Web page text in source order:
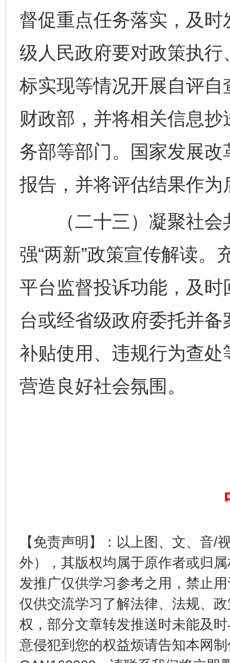
督促重点任务落实，及
级人民政府要对政策执
标实现等情况开展自评
财政部，并将相关信息
务部等部门。国家发展
报告，并将评估结果作
（二十三）凝聚社会
强“两新”政策宣传解读
平台监督投诉功能，及
台或经省级政府委托并
补贴使用、违规行为查
营造良好社会氛围。
【免责声明】：以上图、文、音/
外），其版权均属于原作者或归
发推广仅供学习参考之用，禁止
仅供交流学习了解法律、法规、
权，部分文章转发推送时未能及
意侵犯到您的权益烦请告知本网
东山县通报“牛蛙产品抗生素超标问题” 法